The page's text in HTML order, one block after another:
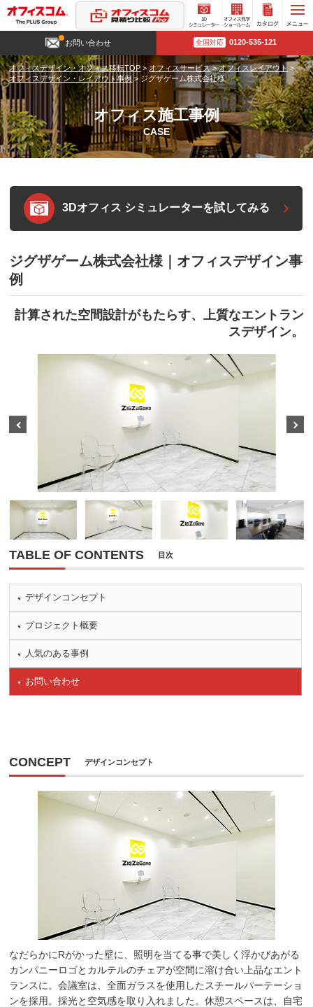
3D
シミュ
レータ
ー
オフィ
ス見学
ショー
ルーム
お問い合わせ 全国対応 0120-535-121
オフィスデザイン・オフィス移転TOP > オフィスサービス>オフィスレイアウト >
オフィスデザイン・レイアウト事例 > ジグザゲーム株式会社様
オフィス施工事例
CASE
3Dオフィス シミュレーターを試してみる
ジグザゲーム株式会社様｜オフィスデザイン事
例
計算された空間設計がもたらす、上質なエントラン
スデザイン。
TABLE OF CONTENTS 目次
デザインコンセプト
プロジェクト概要
人気のある事例
お問い合わせ
CONCEPT デザインコンセプト
なだらかにRがかった壁に、照明を当てる事で美しく浮かびあがる
カンパニーロゴとカルテルのチェアが空間に溶け合い上品なエント
ランスに。会議室は、全面ガラスを使用したスチールパーテーショ
ンを採用。採光と空気感を取り入れました。休憩スペースは、自宅